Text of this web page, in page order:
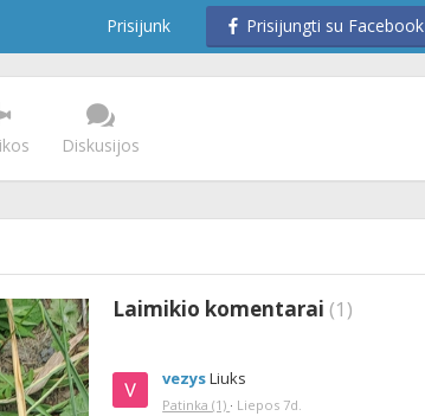
Prisijunk Prisijungti su Facebook
Diskusijos
Laimikio komentarai (1)
vezysLiuks
Patinka(1) · Liepos 7d.